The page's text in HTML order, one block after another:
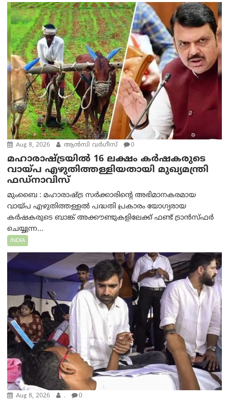
Aug 8, 2026 ആന്‍സി വര്‍ഗീസ് 0
മഹാരാഷ്ട്രയിൽ 16 ലക്ഷം കർഷകരുടെ
വായ്പ എഴുതിത്തള്ളിയതായി മുഖ്യമന്ത്രി
ഫഡ്‌നാവിസ്
മുംബൈ : മഹാരാഷ്ട്ര സർക്കാരിന്റെ അഭിമാനകരമായ
വായ്പ എഴുതിത്തള്ളൽ പദ്ധതി പ്രകാരം യോഗ്യരായ
കർഷകരുടെ ബാങ്ക് അക്കൗണ്ടുകളിലേക്ക് ഫണ്ട് ട്രാൻസ്ഫർ
ചെയ്യുന്ന...
INDIA
Aug 8, 2026 . 0